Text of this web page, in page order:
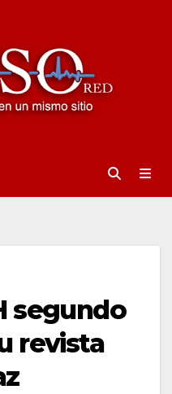
segundo
revista